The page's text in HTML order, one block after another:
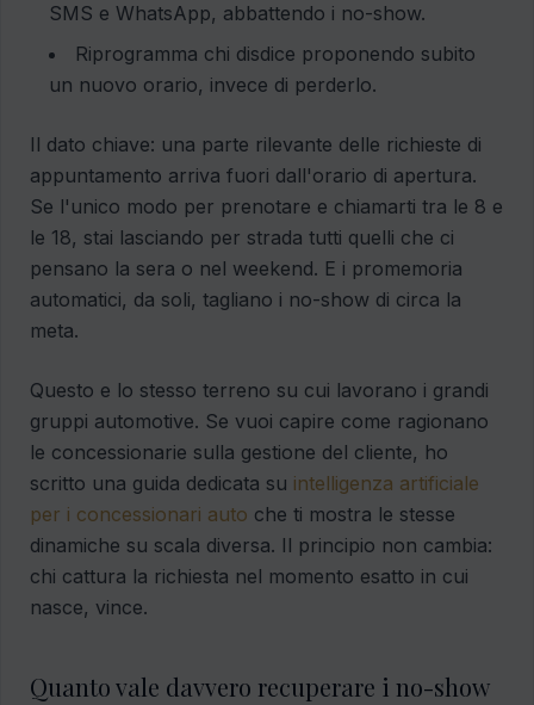
SMS e WhatsApp, abbattendo i no-show.
Riprogramma chi disdice proponendo subito
un nuovo orario, invece di perderlo.
Il dato chiave: una parte rilevante delle richieste di
appuntamento arriva fuori dall'orario di apertura.
Se l'unico modo per prenotare e chiamarti tra le 8 e
le 18, stai lasciando per strada tutti quelli che ci
pensano la sera o nel weekend. E i promemoria
automatici, da soli, tagliano i no-show di circa la
meta.
Questo e lo stesso terreno su cui lavorano i grandi
gruppi automotive. Se vuoi capire come ragionano
le concessionarie sulla gestione del cliente, ho
scritto una guida dedicata su intelligenza artificiale
per i concessionari auto che ti mostra le stesse
dinamiche su scala diversa. Il principio non cambia:
chi cattura la richiesta nel momento esatto in cui
nasce, vince.
Quanto vale davvero recuperare i no-show